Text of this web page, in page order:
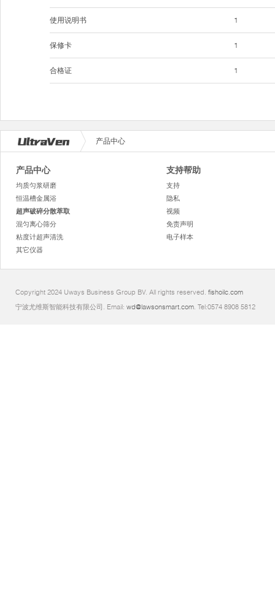
使用说明书
保修卡
合格证
1
1
1
产品中心
产品中心
均质匀浆研磨
恒温槽金属浴
超声破碎分散萃取
混匀离心筛分
粘度计超声清洗
其它仪器
支持帮助
支持
隐私
视频
免责声明
电子样本
Copyright 2024 Uways Business Group BV. All rights reserved. fishoilc.com
宁波尤维斯智能科技有限公司. Email: wd@lawsonsmart.com. Tel:0574 8908 5812